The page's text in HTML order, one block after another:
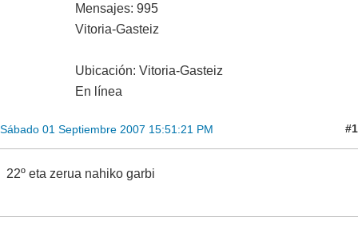
Mensajes: 995
Vitoria-Gasteiz
Ubicación: Vitoria-Gasteiz
En línea
Sábado 01 Septiembre 2007 15:51:21 PM #1
22º eta zerua nahiko garbi